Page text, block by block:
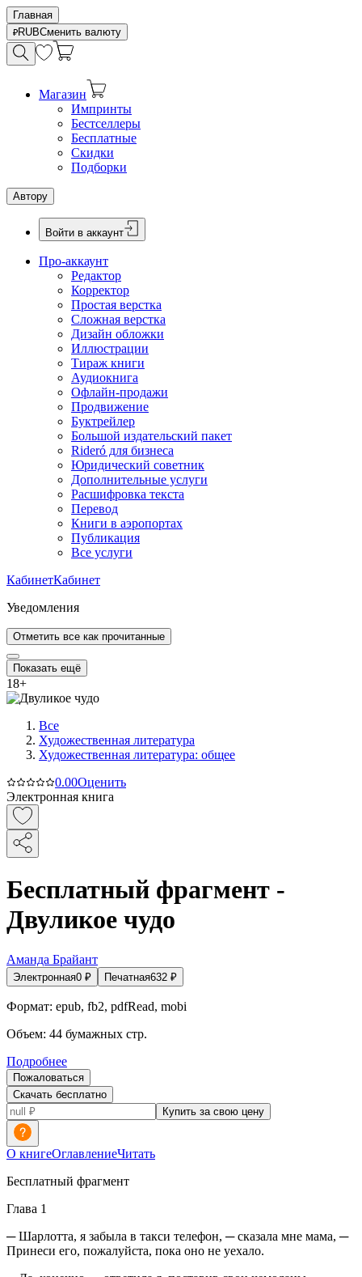
Главная
RUBСменить валюту
Магазин
Импринты
Бестселлеры
Бесплатные
Скидки
Подборки
Автору
Войти в аккаунт
Про-аккаунт
Редактор
Корректор
Простая верстка
Сложная верстка
Дизайн обложки
Иллюстрации
Тираж книги
Аудиокнига
Офлайн-продажи
Продвижение
Буктрейлер
Большой издательский пакет
Rideró для бизнеса
Юридический советник
Дополнительные услуги
Расшифровка текста
Перевод
Книги в аэропортах
Публикация
Все услуги
КабинетКабинет
Уведомления
Отметить все как прочитанные
Показать ещё
18+
Все
Художественная литература
Художественная литература: общее
0.00Оценить
Электронная книга
Бесплатный фрагмент -
Двуликое чудо
Аманда Брайант
Электронная0 ₽ Печатная632 ₽
Формат: epub, fb2, pdfRead, mobi
Объем: 44 бумажных стр.
Подробнее
Пожаловаться
Скачать бесплатно
Купить за свою цену
О книгеОглавлениеЧитать
Бесплатный фрагмент
Глава 1
─ Шарлотта, я забыла в такси телефон, ─ сказала мне мама, ─
Принеси его, пожалуйста, пока оно не уехало.